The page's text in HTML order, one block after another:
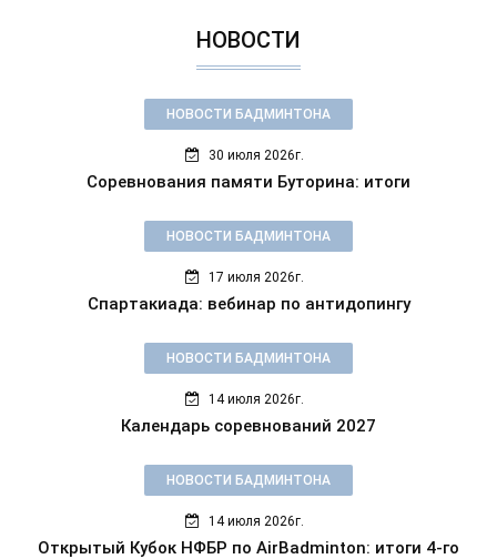
НОВОСТИ
НОВОСТИ БАДМИНТОНА
30 июля 2026г.
Соревнования памяти Буторина: итоги
НОВОСТИ БАДМИНТОНА
17 июля 2026г.
Спартакиада: вебинар по антидопингу
НОВОСТИ БАДМИНТОНА
14 июля 2026г.
Календарь соревнований 2027
НОВОСТИ БАДМИНТОНА
14 июля 2026г.
Открытый Кубок НФБР по AirBadminton: итоги 4-го